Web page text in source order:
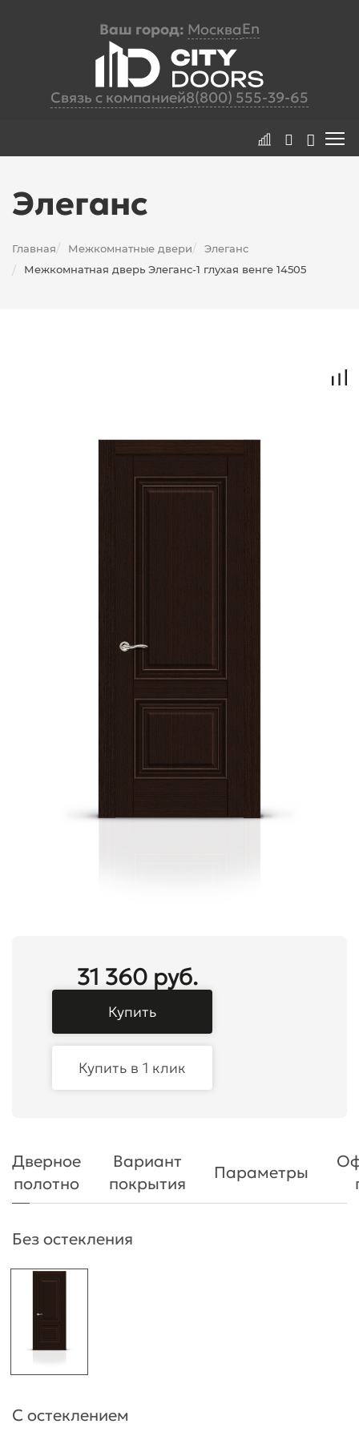
Ваш город: МоскваEn
Связь с компанией8(800) 555-39-65
Элеганс
Главная/ Межкомнатные двери/ Элеганс
/ Межкомнатная дверь Элеганс-1 глухая венге 14505
31 360 руб.
Купить
Купить в 1 клик
Дверное
полотно
Вариант
покрытия
Параметры
Без остекления
С остеклением